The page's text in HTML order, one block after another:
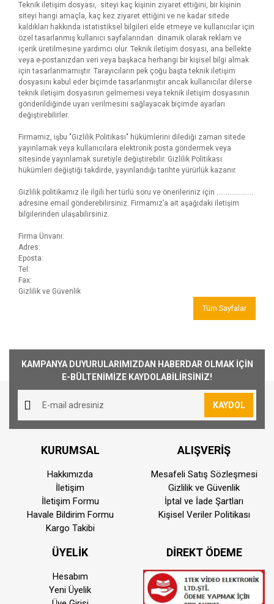
Teknik iletişim dosyası, siteyi kaç kişinin ziyaret ettiğini, bir kişinin
siteyi hangi amaçla, kaç kez ziyaret ettiğini ve ne kadar sitede
kaldıkları hakkında istatistiksel bilgileri elde etmeye ve kullanıcılar için
özel tasarlanmış kullanıcı sayfalarından dinamik olarak reklam ve
içerik üretilmesine yardımcı olur. Teknik iletişim dosyası, ana bellekte
veya e-postanızdan veri veya başkaca herhangi bir kişisel bilgi almak
için tasarlanmamıştır. Tarayıcıların pek çoğu başta teknik iletişim
dosyasını kabul eder biçimde tasarlanmıştır ancak kullanıcılar dilerse
teknik iletişim dosyasının gelmemesi veya teknik iletişim dosyasının
gönderildiğinde uyarı verilmesini sağlayacak biçimde ayarları
değiştirebilirler.
Firmamız, işbu "Gizlilik Politikası" hükümlerini dilediği zaman sitede
yayınlamak veya kullanıcılara elektronik posta göndermek veya
sitesinde yayınlamak suretiyle değiştirebilir. Gizlilik Politikası
hükümleri değiştiği takdirde, yayınlandığı tarihte yürürlük kazanır.
Gizlilik politikamız ile ilgili her türlü soru ve önerileriniz için ………………..
adresine email gönderebilirsiniz. Firmamız’a ait aşağıdaki iletişim
bilgilerinden ulaşabilirsiniz.
Firma Ünvanı:
Adres:
Eposta:
Tel:
Fax:
Gizlilik ve Güvenlik
Tüm Sayfalar
KAMPANYA DUYURULARIMIZDAN HABERDAR OLMAK İÇİN
E-BÜLTENİMİZE KAYDOLABİLİRSİNİZ!
KAYDOL
KURUMSAL
Hakkımızda
İletişim
İletişim Formu
Havale Bildirim Formu
Kargo Takibi
ALIŞVERİŞ
Mesafeli Satış Sözleşmesi
Gizlilik ve Güvenlik
İptal ve İade Şartları
Kişisel Veriler Politikası
ÜYELİK
Hesabım
Yeni Üyelik
DİREKT ÖDEME